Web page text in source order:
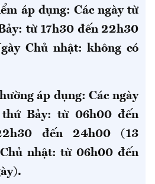
áp dụng: Các ngày từ
từ 17h30 đến 22h30
Chủ nhật: không có
áp dụng: Các ngày
Bảy: từ 06h00 đến
đến 24h00 (13
nhật: từ 06h00 đến